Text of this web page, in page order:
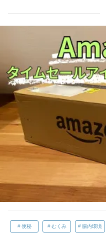
便秘 むくみ 腸内環境